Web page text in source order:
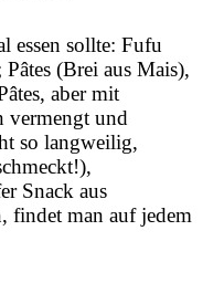
essen sollte: Fufu
(Brei aus Mais),
aber mit
vermengt und
so langweilig,
Snack aus
findet man auf jedem